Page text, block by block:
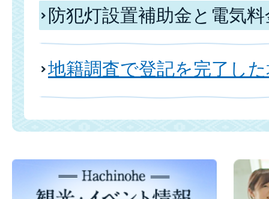
防犯灯設置補助金と電気
地籍調査で登記を完了し